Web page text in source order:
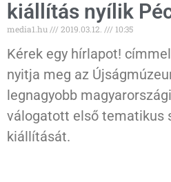
kiállítás nyílik
media1.hu 2019.03.12. 10:35
Kérek egy hírlapot!
nyitja meg az
legnagyobb
válogatott első tematikus
kiállítását.